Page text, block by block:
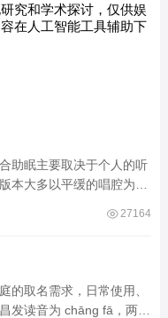
究和学术探讨，仅供娱
在人工智能工具辅助下
助眠主要取决于个人的听
本大多以平缓的唱腔为
础特质。睡前思绪繁杂、
27164
的取名需求，日常使用、
发读音为 chāng fā，两个